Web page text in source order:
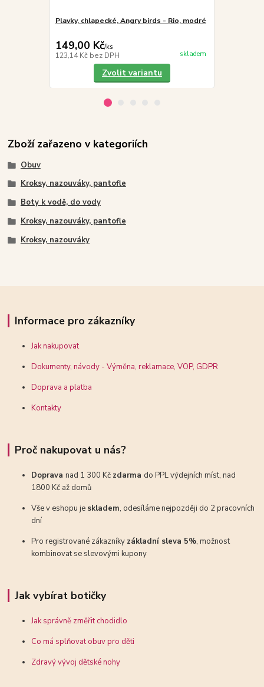
Plavky, chlapecké, Angry birds - Rio, modré
149,00 Kč/ks
123,14 Kč bez DPH skladem
Zvolit variantu
Zboží zařazeno v kategoriích
Obuv
Kroksy, nazouváky, pantofle
Boty k vodě, do vody
Kroksy, nazouváky, pantofle
Kroksy, nazouváky
Informace pro zákazníky
Jak nakupovat
Dokumenty, návody - Výměna, reklamace, VOP, GDPR
Doprava a platba
Kontakty
Proč nakupovat u nás?
Dopravanad 1 300 Kč zdarma do PPL výdejních míst, nad
1800 Kč až domů
Vše v eshopu je skladem, odesíláme nejpozději do 2 pracovních
dní
Pro registrované zákazníky základní sleva 5%, možnost
kombinovat se slevovými kupony
Jak vybírat botičky
Jak správně změřit chodidlo
Co má splňovat obuv pro děti
Zdravý vývoj dětské nohy